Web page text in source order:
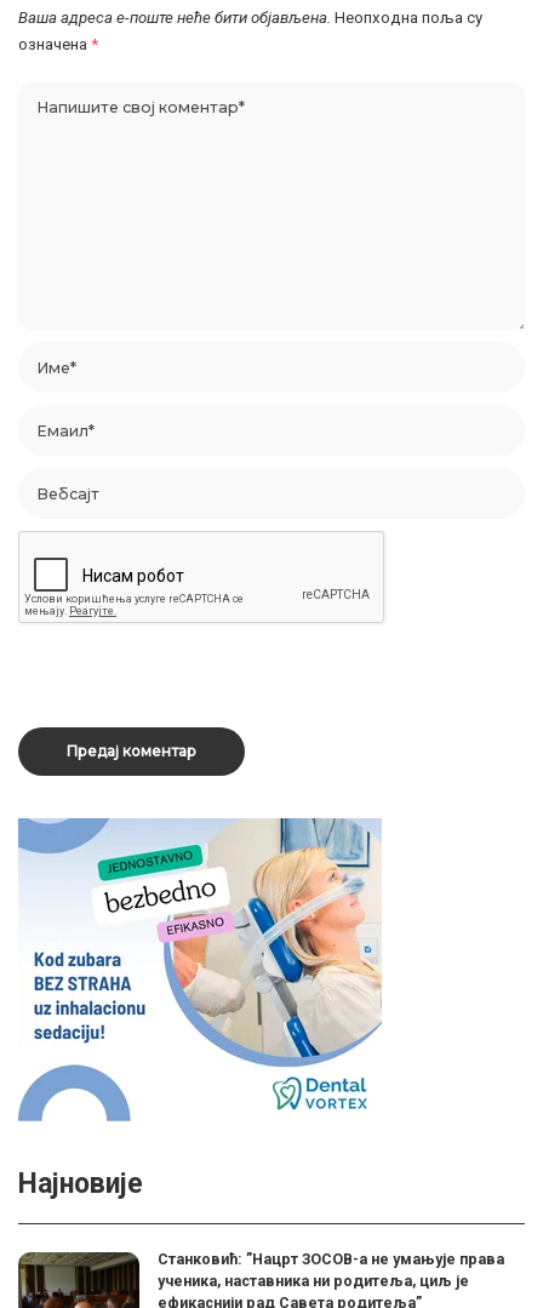
Ваша адреса е-поште неће бити објављена. Неопходна поља су
означена *
Најновије
Станковић: ”Нацрт ЗОСОВ-а не умањује права
ученика, наставника ни родитеља, циљ је
ефикаснији рад Савета родитеља”